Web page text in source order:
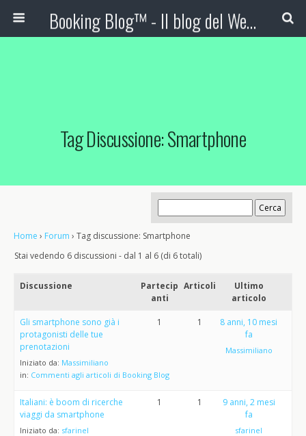
Booking Blog™ - Il blog del Web Marketing Turistico
Tag Discussione: Smartphone
Home › Forum › Tag discussione: Smartphone
Stai vedendo 6 discussioni - dal 1 al 6 (di 6 totali)
Discussione
Partecip
anti
Articoli
Ultimo
articolo
Gli smartphone sono già i
protagonisti delle tue
prenotazioni
Iniziato da: Massimiliano
in: Commenti agli articoli di Booking Blog
1 1
8 anni, 10 mesi
fa
Massimiliano
Italiani: è boom di ricerche
viaggi da smartphone
Iniziato da: sfarinel
1 1
9 anni, 2 mesi
fa
sfarinel